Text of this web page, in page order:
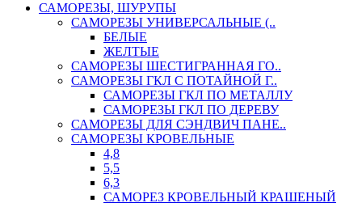
САМОРЕЗЫ, ШУРУПЫ
САМОРЕЗЫ УНИВЕРСАЛЬНЫЕ (..
БЕЛЫЕ
ЖЕЛТЫЕ
САМОРЕЗЫ ШЕСТИГРАННАЯ ГО..
САМОРЕЗЫ ГКЛ С ПОТАЙНОЙ Г..
САМОРЕЗЫ ГКЛ ПО МЕТАЛЛУ
САМОРЕЗЫ ГКЛ ПО ДЕРЕВУ
САМОРЕЗЫ ДЛЯ СЭНДВИЧ ПАНЕ..
САМОРЕЗЫ КРОВЕЛЬНЫЕ
4,8
5,5
6,3
САМОРЕЗ КРОВЕЛЬНЫЙ КРАШЕНЫЙ